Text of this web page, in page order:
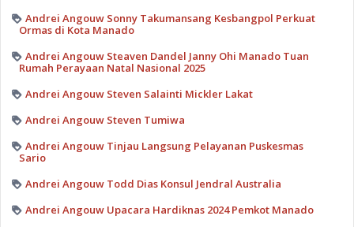
Andrei Angouw Sonny Takumansang Kesbangpol Perkuat
Ormas di Kota Manado
Andrei Angouw Steaven Dandel Janny Ohi Manado Tuan
Rumah Perayaan Natal Nasional 2025
Andrei Angouw Steven Salainti Mickler Lakat
Andrei Angouw Steven Tumiwa
Andrei Angouw Tinjau Langsung Pelayanan Puskesmas
Sario
Andrei Angouw Todd Dias Konsul Jendral Australia
Andrei Angouw Upacara Hardiknas 2024 Pemkot Manado